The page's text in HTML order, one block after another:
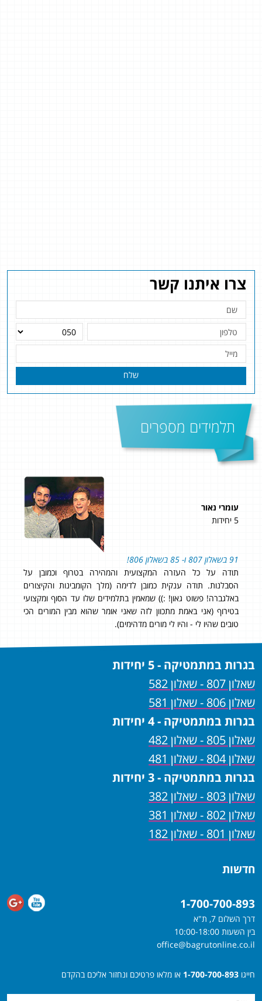
צרו איתנו קשר
שלח
תלמידים מספרים
עומרי נאור
5 יחידות
91 בשאלון 807 ו- 85 בשאלון 806!
תודה על כל העזרה המקצועית והמהירה בטרוף וכמובן על
הסבלנות. תודה ענקית כמובן לדימה (מלך הקומבינות והקיצורים
באלגברה! פשוט גאון! :)) שמאמין בתלמידים שלו עד הסוף ומקצועי
בטירוף (אני באמת מתכוון לזה שאני אומר שהוא מבין המורים הכי
טובים שהיו לי - והיו לי מורים מדהימים).
בגרות במתמטיקה - 5 יחידות
שאלון 807 - שאלון 582
שאלון 806 - שאלון 581
בגרות במתמטיקה - 4 יחידות
שאלון 805 - שאלון 482
שאלון 804 - שאלון 481
בגרות במתמטיקה - 3 יחידות
שאלון 803 - שאלון 382
שאלון 802 - שאלון 381
שאלון 801 - שאלון 182
חדשות
1-700-700-893
דרך השלום 7, ת"א
בין השעות 10:00-18:00
office@bagrutonline.co.il
חייגו 1-700-700-893 או מלאו פרטיכם ונחזור אליכם בהקדם